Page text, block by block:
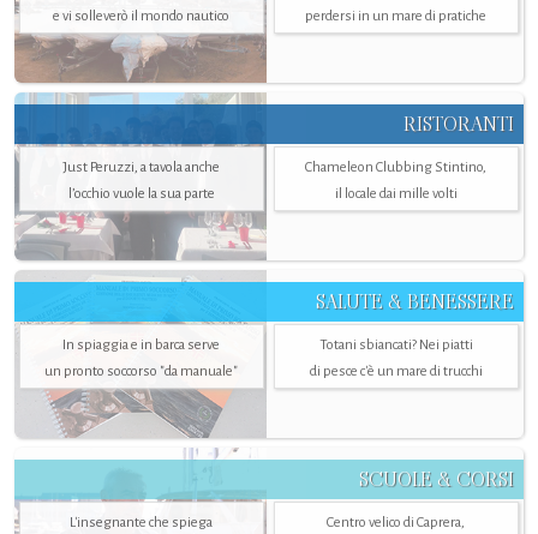
e vi solleverò il mondo nautico perdersi in un mare di pratiche
RISTORANTI
Just Peruzzi, a tavola anche
l’occhio vuole la sua parte
Chameleon Clubbing Stintino,
il locale dai mille volti
SALUTE & BENESSERE
In spiaggia e in barca serve
un pronto soccorso "da manuale"
Totani sbiancati? Nei piatti
di pesce c'è un mare di trucchi
SCUOLE & CORSI
L'insegnante che spiega
Centro velico di Caprera,